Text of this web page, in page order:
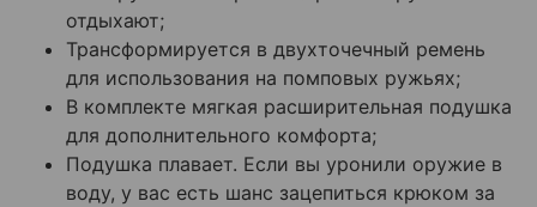
отдыхают;
Трансформируется в двухточечный ремень
для использования на помповых ружьях;
В комплекте мягкая расширительная подушка
для дополнительного комфорта;
Подушка плавает. Если вы уронили оружие в
воду, у вас есть шанс зацепиться крюком за